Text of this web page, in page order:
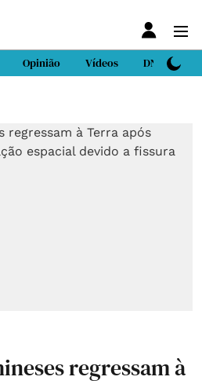
Opinião Vídeos DN Sport
regressam à